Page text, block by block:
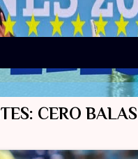
CERO BALAS